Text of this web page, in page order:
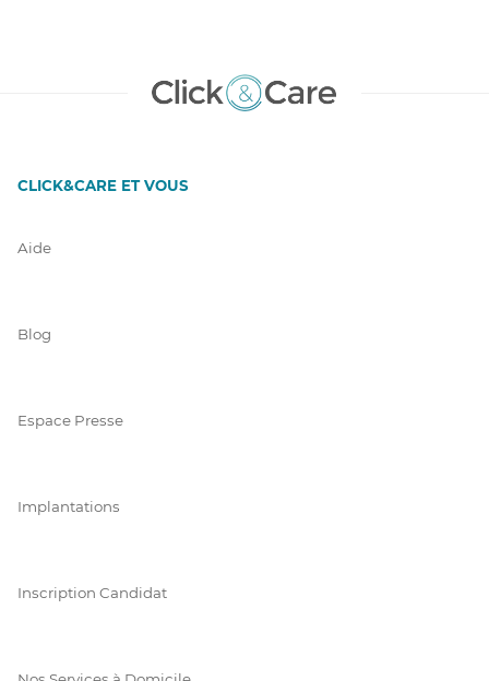
CLICK&CARE ET VOUS
Aide
Blog
Espace Presse
Implantations
Inscription Candidat